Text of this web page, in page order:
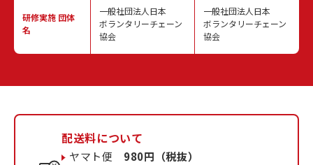
研修実施 団体
名
一般社団法人日本
ボランタリーチェーン
協会
一般社団法人日本
ボランタリーチェーン
協会
配送料について
ヤマト便 980円（税抜）